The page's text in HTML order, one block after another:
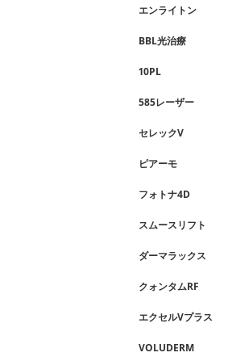
エンライトン
BBL光治療
10PL
585レーザー
セレックV
ピアーモ
フォトナ4D
スムースリフト
ダーマラックス
クォンタムRF
エクセルVプラス
VOLUDERM